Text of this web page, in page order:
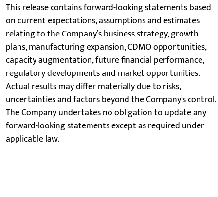
This release contains forward-looking statements based
on current expectations, assumptions and estimates
relating to the Company’s business strategy, growth
plans, manufacturing expansion, CDMO opportunities,
capacity augmentation, future financial performance,
regulatory developments and market opportunities.
Actual results may differ materially due to risks,
uncertainties and factors beyond the Company’s control.
The Company undertakes no obligation to update any
forward-looking statements except as required under
applicable law.